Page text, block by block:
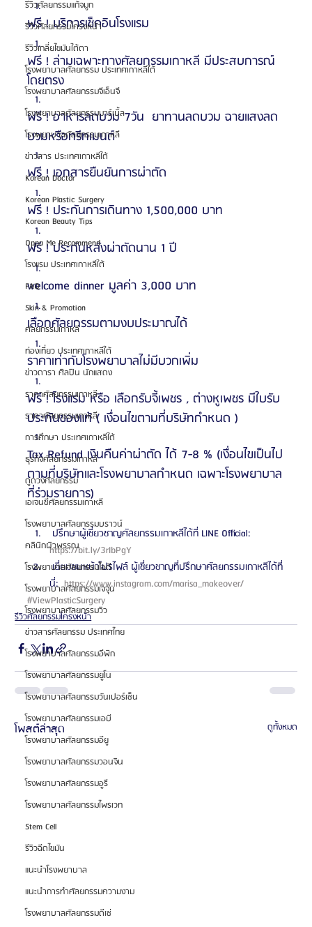
รีวิวศัลยกรรมแก้จมูก
รีวิวศัลยกรรมโครงหน้า
รีวิวเกลี่ยไขมันใต้ตา
โรงพยาบาลศัลยกรรม ประเทศเกาหลีใต้
โรงพยาบาลศัลยกรรมจีเอ็นจี
โรงพยาบาลศัลยกรรมมาร์เบิ้ล
โรงพยาบาลศัลยกรรมเกาหลี
ข่าวสาร ประเทศเกาหลีใต้
Korean Doctor
Korean Plastic Surgery
Korean Beauty Tips
Oppa Me Recommend
โรงแรม ประเทศเกาหลีใต้
FAQ
Skin & Promotion
ศัลยกรรมเกาหลี
ท่องเที่ยว ประเทศเกาหลีใต้
ข่าวดารา ศิลปิน นักแสดง
ราคาศัลยกรรมเกาหลี
ราคาศัลยกรรมเกาหลี
การศึกษา ประเทศเกาหลีใต้
ธุรกิจศัลยกรรมเกาหลี
ดูดวงศัลยกรรม
เอเจนซี่ศัลยกรรมเกาหลี
โรงพยาบาลศัลยกรรมบราวน์
คลินิกผิวพรรณ
โรงพยาบาลศัลยกรรมไอดี
โรงพยาบาลศัลยกรรมเจจุน
โรงพยาบาลศัลยกรรมวิว
ข่าวสารศัลยกรรม ประเทศไทย
โรงพยาบาลศัลยกรรมอีพิก
โรงพยาบาลศัลยกรรมยูโน
โรงพยาบาลศัลยกรรมวันเปอร์เซ็น
โรงพยาบาลศัลยกรรมเอบี
โรงพยาบาลศัลยกรรมอียู
โรงพยาบาลศัลยกรรมวอนจิน
โรงพยาบาลศัลยกรรมอูรี
โรงพยาบาลศัลยกรรมไพรเวท
Stem Cell
รีวิวฉีดไขมัน
แนะนำโรงพยาบาล
แนะนำการทำศัลยกรรมความงาม
โรงพยาบาลศัลยกรรมดีเซ่
ฟรี ! บริการเช็คอินโรงแรม
ฟรี ! ล่ามเฉพาะทางศัลยกรรมเกาหลี มีประสบการณ์
โดยตรง
ฟรี ! อาหารลดบวม 7วัน  ยาทานลดบวม ฉายแสงลด
บวมหรือทรีทเมนต์
ฟรี ! เอกสารยืนยันการผ่าตัด
ฟรี ! ประกันการเดินทาง 1,500,000 บาท
ฟรี ! ประกันหลังผ่าตัดนาน 1 ปี
welcome dinner มูลค่า 3,000 บาท
เลือกศัลยกรรมตามงบประมาณได้
ราคาเท่ากับโรงพยาบาลไม่มีบวกเพิ่ม
ฟรี ! โรงแรม หรือ เลือกรับจี้เพชร , ต่างหูเพชร มีใบรับ
ประกันของแท้ ( เงื่อนไขตามที่บริษัทกำหนด )
Tax Refund เงินคืนค่าผ่าตัด ได้ 7-8 % (เงื่อนไขเป็นไป
ตามที่บริษัทและโรงพยาบาลกำหนด เฉพาะโรงพยาบาล
ที่ร่วมรายการ)
ปรึกษาผู้เชี่ยวชาญศัลยกรรมเกาหลีได้ที่ LINE Official:
https://bit.ly/3rIbPgY
เยี่ยมชมหน้าโปรไฟล์ ผู้เชี่ยวชาญที่ปรึกษาศัลยกรรมเกาหลีได้ที่
นี่: https://www.instagram.com/marisa_makeover/
#ViewPlasticSurgery
รีวิวศัลยกรรมโครงหน้า
โพสต์ล่าสุด ดูทั้งหมด